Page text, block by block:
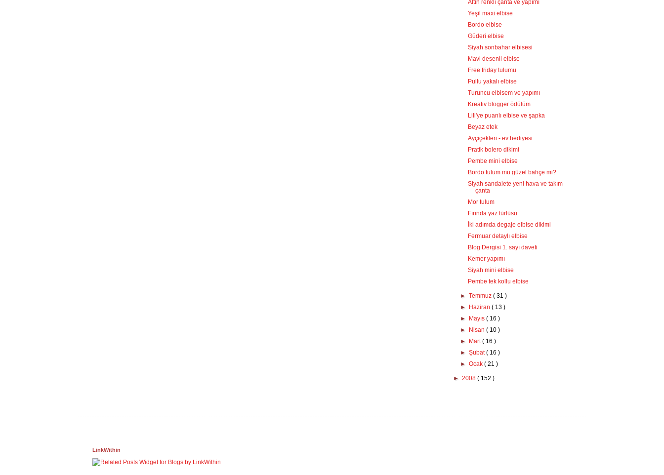
Altın renkli çanta ve yapımı
Yeşil maxi elbise
Bordo elbise
Güderi elbise
Siyah sonbahar elbisesi
Mavi desenli elbise
Free friday tulumu
Pullu yakalı elbise
Turuncu elbisem ve yapımı
Kreativ blogger ödülüm
Lili'ye puanlı elbise ve şapka
Beyaz etek
Ayçiçekleri - ev hediyesi
Pratik bolero dikimi
Pembe mini elbise
Bordo tulum mu güzel bahçe mi?
Siyah sandalete yeni hava ve takım
çanta
Mor tulum
Fırında yaz türlüsü
İki adımda degaje elbise dikimi
Fermuar detaylı elbise
Blog Dergisi 1. sayı daveti
Kemer yapımı
Siyah mini elbise
Pembe tek kollu elbise
►Temmuz( 31 )
►
Haziran( 13 )
►
Mayıs( 16 )
►
Nisan( 10 )
►
Mart( 16 )
►Şubat( 16 )
►Ocak( 21 )
► 2008 ( 152 )
LinkWithin